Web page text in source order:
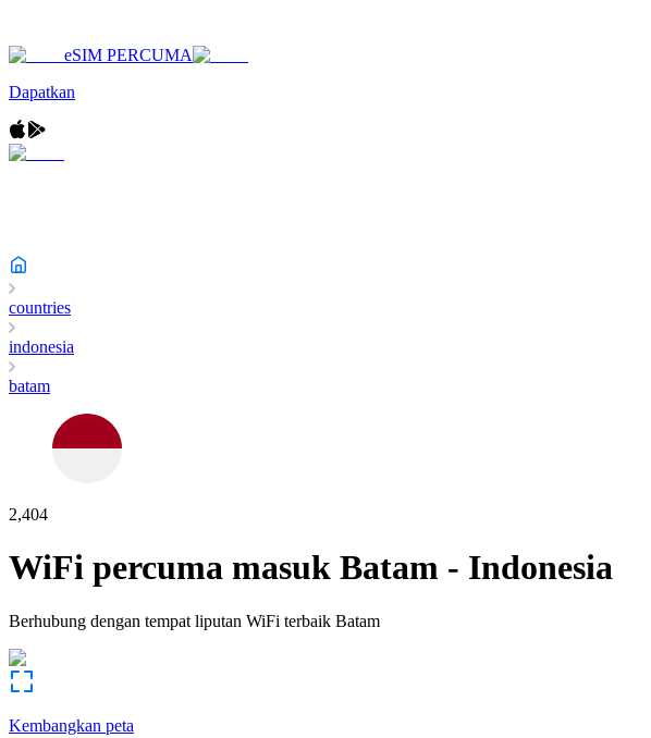
eSIM PERCUMA
Dapatkan
countries
indonesia
batam
2,404
WiFi percuma masuk Batam - Indonesia
Berhubung dengan tempat liputan WiFi terbaik Batam
Kembangkan peta